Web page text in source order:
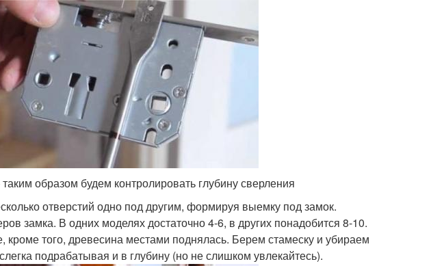
образом будем контролировать глубину сверления
отверстий одно под другим, формируя выемку под замок.
замка. В одних моделях достаточно 4-6, в других понадобится 8-10.
кроме того, древесина местами поднялась. Берем стамеску и убираем
подрабатывая и в глубину (но не слишком увлекайтесь).